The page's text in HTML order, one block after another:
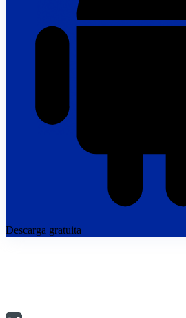
Descarga gratuita